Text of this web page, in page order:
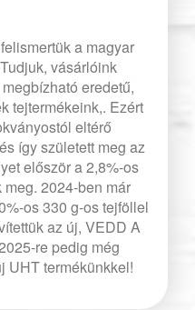
a magyar
vásárlóink
eredetű,
tejtermékeink,. Ezért
eltérő
így született meg az
először a 2,8%-os
2024-ben már
os 330 g-os tejföllel
az új, VEDD A
re pedig még
UHT termékünkkel!